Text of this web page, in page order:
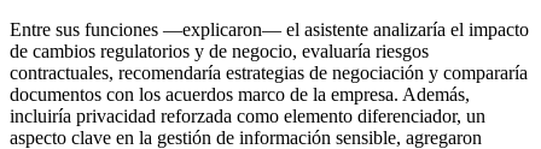
Entre sus funciones —explicaron— el asistente analizaría el impacto
de cambios regulatorios y de negocio, evaluaría riesgos
contractuales, recomendaría estrategias de negociación y compararía
documentos con los acuerdos marco de la empresa. Además,
incluiría privacidad reforzada como elemento diferenciador, un
aspecto clave en la gestión de información sensible, agregaron